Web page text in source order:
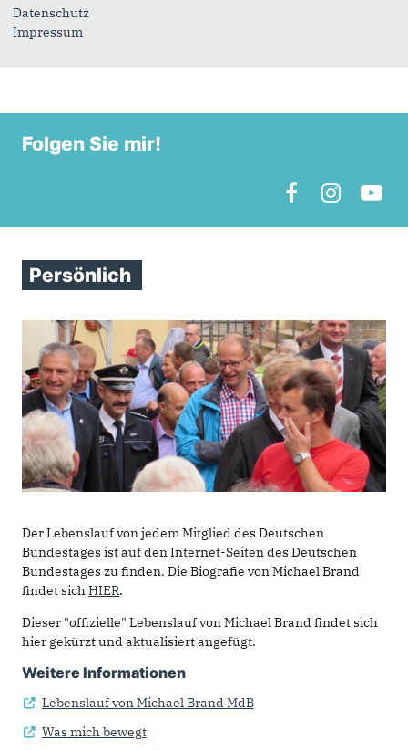
Folgen Sie mir!
Persönlich
Der Lebenslauf von jedem Mitglied des Deutschen
Bundestages ist auf den Internet-Seiten des Deutschen
Bundestages zu finden. Die Biografie von Michael Brand
findet sichHIER.
Dieser "offizielle" Lebenslauf von Michael Brand findet sich
hier gekürzt und aktualisiert angefügt.
Weitere Informationen
Lebenslauf von Michael Brand MdB
Was mich bewegt
Datenschutz
Impressum